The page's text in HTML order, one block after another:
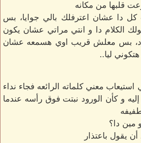
قلبها من مكانه
كل دا عشان اعترفلك بالي جوايا، بس
الكلام دا و انتي مراتي عشان يكون
بس معلش قريب اوي هسمعه عشان
ليا..
استيعاب معني كلماته الرائعه فجاء نداء
و كأن الورود نبتت فوق رأسه عندما
مين دا؟
يقول باعتذار